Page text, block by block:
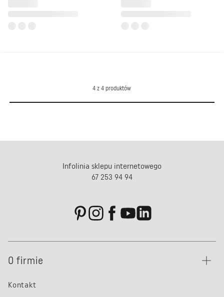
4 z 4 produktów
Infolinia sklepu internetowego
67 253 94 94
O firmie
Kontakt